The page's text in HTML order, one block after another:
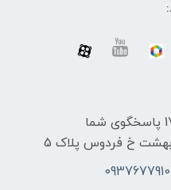
هفت روز هفته ،از ساعت 9 الی 17 پاسخگوی شما
خ فردوس پلاک 5